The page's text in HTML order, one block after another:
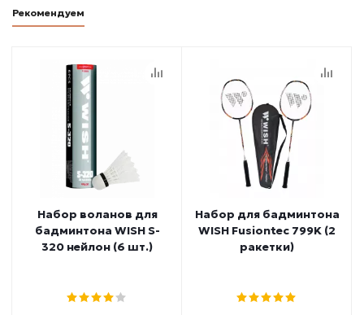
Рекомендуем
Набор воланов для
бадминтона WISH S-
320 нейлон (6 шт.)
Набор для бадминтона
WISH Fusiontec 799K (2
ракетки)